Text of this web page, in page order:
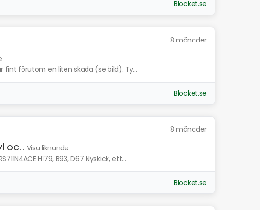
Blocket.se
8 månader
förutom en liten skada (se bild). Ty...
Blocket.se
8 månader
oc... Visa liknande
H179, B93, D67 Nyskick, ett...
Blocket.se